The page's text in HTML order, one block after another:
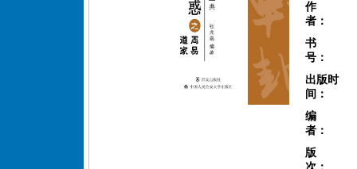
作
者：
书
号：
出版时
间：
编
者：
版